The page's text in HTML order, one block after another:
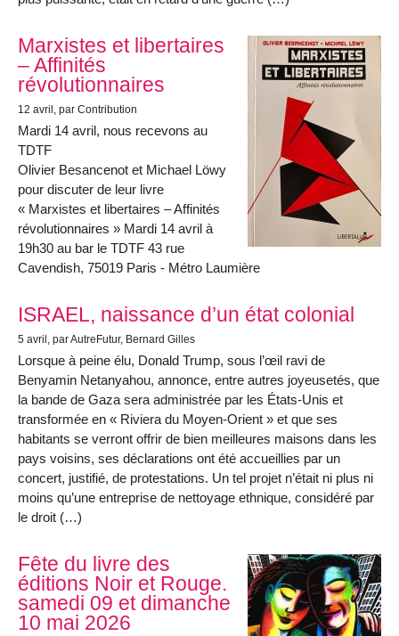
Marxistes et libertaires
– Affinités
révolutionnaires
12 avril , par Contribution
Mardi 14 avril, nous recevons au
TDTF
Olivier Besancenot et Michael Löwy
pour discuter de leur livre
« Marxistes et libertaires – Affinités
révolutionnaires » Mardi 14 avril à
19h30 au bar le TDTF 43 rue
Cavendish, 75019 Paris - Métro Laumière
ISRAEL, naissance d’un état colonial
5 avril , par AutreFutur, Bernard Gilles
Lorsque à peine élu, Donald Trump, sous l’œil ravi de
Benyamin Netanyahou, annonce, entre autres joyeusetés, que
la bande de Gaza sera administrée par les États-Unis et
transformée en « Riviera du Moyen-Orient » et que ses
habitants se verront offrir de bien meilleures maisons dans les
pays voisins, ses déclarations ont été accueillies par un
concert, justifié, de protestations. Un tel projet n’était ni plus ni
moins qu’une entreprise de nettoyage ethnique, considéré par
le droit (…)
Fête du livre des
éditions Noir et Rouge.
samedi 09 et dimanche
10 mai 2026